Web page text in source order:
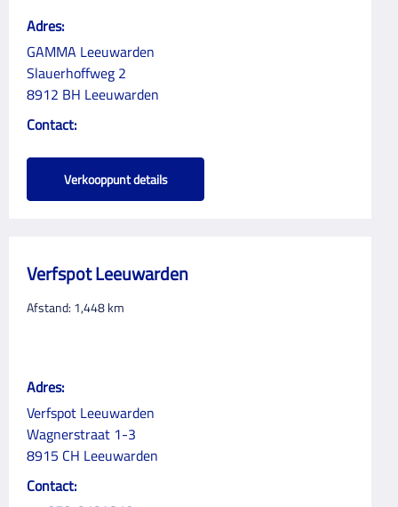
Adres:
GAMMA Leeuwarden
Slauerhoffweg 2
8912 BH Leeuwarden
Contact:
Verkooppunt details
Verfspot Leeuwarden
Afstand: 1,448km
Adres:
Verfspot Leeuwarden
Wagnerstraat 1-3
8915 CH Leeuwarden
Contact: